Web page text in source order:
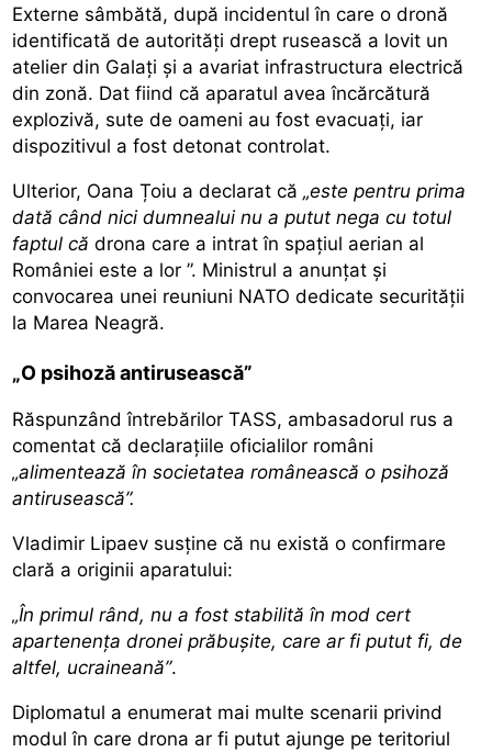
Externe sâmbătă, după incidentul în care o dronă
identificată de autorități drept rusească a lovit un
atelier din Galați și a avariat infrastructura electrică
din zonă. Dat fiind că aparatul avea încărcătură
explozivă, sute de oameni au fost evacuați, iar
dispozitivul a fost detonat controlat.
Ulterior, Oana Țoiu a declarat că„este pentru prima
dată când nici dumnealui nu a putut nega cu totul
faptul cădrona care a intrat în spațiul aerian al
României este a lor ”. Ministrul a anunțat și
convocarea unei reuniuni NATO dedicate securității
la Marea Neagră.
„O psihoză antirusească”
Răspunzând întrebărilor TASS, ambasadorul rus a
comentat că declarațiile oficialilor români
„alimentează în societatea românească o psihoză
antirusească”.
Vladimir Lipaev susține că nu există o confirmare
clară a originii aparatului:
„În primul rând, nu a fost stabilită în mod cert
apartenența dronei prăbușite, care ar fi putut fi, de
altfel, ucraineană”.
Diplomatul a enumerat mai multe scenarii privind
modul în care drona ar fi putut ajunge pe teritoriul